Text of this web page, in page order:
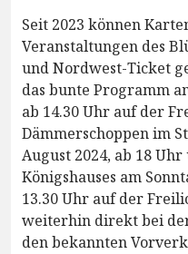
Seit 2023 können
Veranstaltungen des
und Nordwest-Ticket
das bunte Programm
ab 14.30 Uhr auf der
Dämmerschoppen im
August 2024, ab 18
Königshauses am
13.30 Uhr auf der
weiterhin direkt bei
den bekannten